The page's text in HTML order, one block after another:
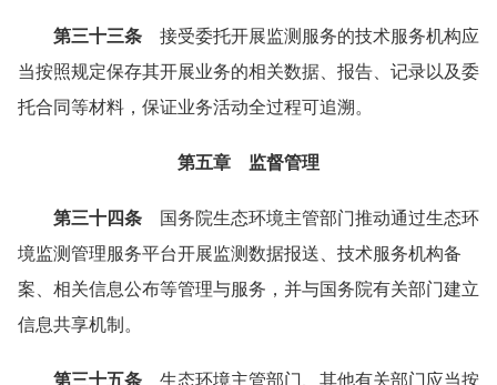
第三十三条 接受委托开展监测服务的技术服务机构应
当按照规定保存其开展业务的相关数据、报告、记录以及委
托合同等材料，保证业务活动全过程可追溯。
第五章 监督管理
第三十四条 国务院生态环境主管部门推动通过生态环
境监测管理服务平台开展监测数据报送、技术服务机构备
案、相关信息公布等管理与服务，并与国务院有关部门建立
信息共享机制。
第三十五条 生态环境主管部门、其他有关部门应当按